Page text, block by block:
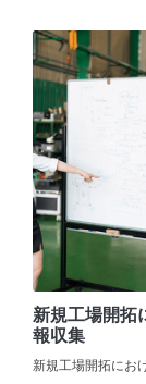
新規工場開拓
報収集
新規工場開拓にお